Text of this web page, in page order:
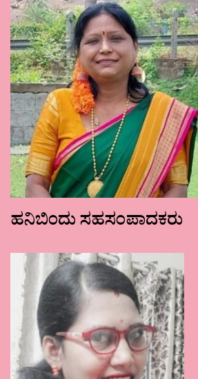
ಹನಿಬಿಂದು ಸಹಸಂಪಾದಕರು